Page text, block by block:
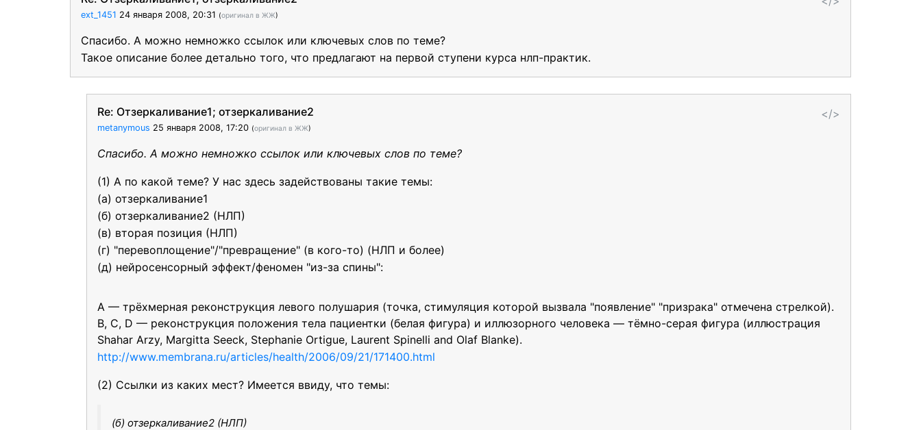
ext_1451 24 января 2008, 20:31 (оригинал в ЖЖ)
Спасибо. А можно немножко ссылок или ключевых слов по теме?
Такое описание более детально того, что предлагают на первой ступени курса нлп-практик.
</>
Re: Отзеркаливание1; отзеркаливание2
metanymous 25 января 2008, 17:20 (оригинал в ЖЖ)
Спасибо. А можно немножко ссылок или ключевых слов по теме?
(1) А по какой теме? У нас здесь задействованы такие темы:
(а) отзеркаливание1
(б) отзеркаливание2 (НЛП)
(в) вторая позиция (НЛП)
(г) "перевоплощение"/"превращение" (в кого-то) (НЛП и более)
(д) нейросенсорный эффект/феномен "из-за спины":
A — трёхмерная реконструкция левого полушария (точка, стимуляция которой вызвала "появление" "призрака" отмечена стрелкой).
B, C, D — реконструкция положения тела пациентки (белая фигура) и иллюзорного человека — тёмно-серая фигура (иллюстрация
Shahar Arzy, Margitta Seeck, Stephanie Ortigue, Laurent Spinelli and Olaf Blanke).
http://www.membrana.ru/articles/health/2006/09/21/171400.html
(2) Ссылки из каких мест? Имеется ввиду, что темы:
(б) отзеркаливание2 (НЛП)